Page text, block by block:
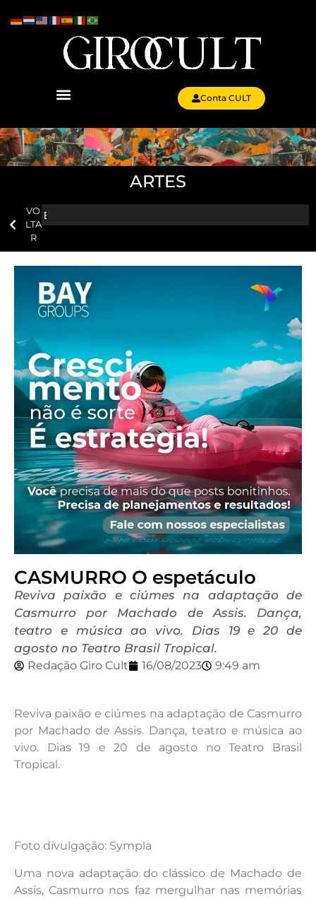
Conta CULT
ARTES
VO
LTA
R
CASMURRO O espetáculo
Reviva paixão e ciúmes na adaptação de
Casmurro por Machado de Assis. Dança,
teatro e música ao vivo. Dias 19 e 20 de
agosto no Teatro Brasil Tropical.
Redação Giro Cult 16/08/2023 9:49 am
Reviva paixão e ciúmes na adaptação de Casmurro
por Machado de Assis. Dança, teatro e música ao
vivo. Dias 19 e 20 de agosto no Teatro Brasil
Tropical.
Foto divulgação: Sympla
Uma nova adaptação do clássico de Machado de
Assis, Casmurro nos faz mergulhar nas memórias